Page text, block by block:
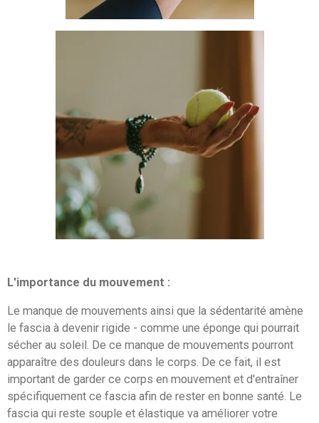
L'importance du mouvement :
Le manque de mouvements ainsi que la sédentarité amène
le fascia à devenir rigide - comme une éponge qui pourrait
sécher au soleil. De ce manque de mouvements pourront
apparaître des douleurs dans le corps. De ce fait, il est
important de garder ce corps en mouvement et d'entraîner
spécifiquement ce fascia afin de rester en bonne santé. Le
fascia qui reste souple et élastique va améliorer votre